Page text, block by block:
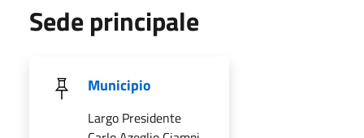
Sede principale
Municipio
Largo Presidente